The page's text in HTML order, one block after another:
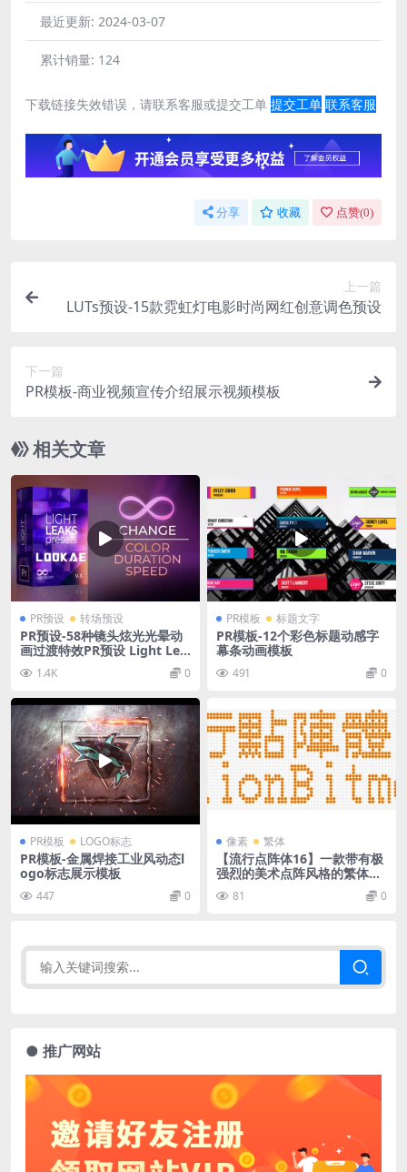
最近更新: 2024-03-07
累计销量: 124
下载链接失效错误，请联系客服或提交工单 提交工单 联系客服
分享 收藏 点赞(0)
上一篇
LUTs预设-15款霓虹灯电影时尚网红创意调色预设
下一篇
PR模板-商业视频宣传介绍展示视频模板
相关文章
PR预设 转场预设
PR预设-58种镜头炫光光晕动
画过渡特效PR预设 Light Lea
ks Generator Presets 3.0
1.4K 0
PR模板 标题文字
PR模板-12个彩色标题动感字
幕条动画模板
491 0
PR模板 LOGO标志
PR模板-金属焊接工业风动态l
ogo标志展示模板
447 0
像素 繁体
【流行点阵体16】一款带有极
强烈的美术点阵风格的繁体字
81 0
● 推广网站